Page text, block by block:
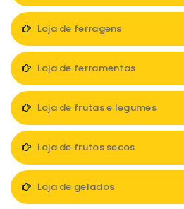
Loja de ferragens
Loja de ferramentas
Loja de frutas e legumes
Loja de frutos secos
Loja de gelados